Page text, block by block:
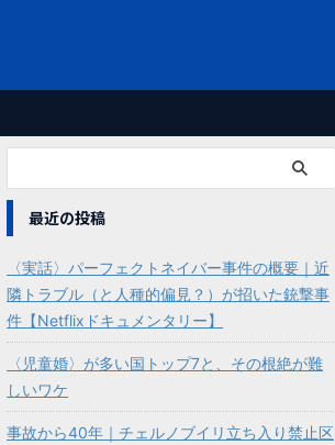
最近の投稿
〈実話〉パーフェクトネイバー事件の概要｜近
隣トラブル（と人種的偏見？）が招いた銃撃事
件【Netflixドキュメンタリー】
〈児童婚〉が多い国トップ7と、その根絶が難
しいワケ
事故から40年｜チェルノブイリ立ち入り禁止区